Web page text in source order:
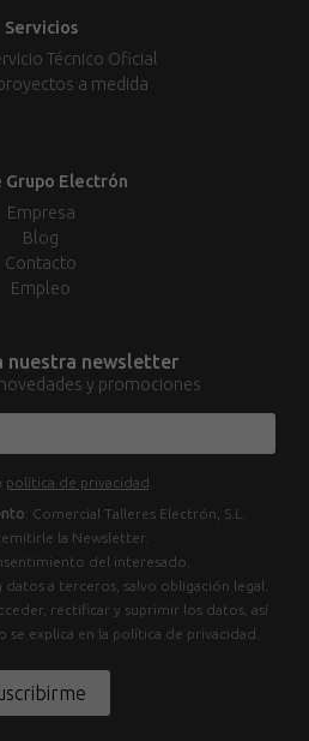
Servicios
Técnico Oficial
a medida
Grupo Electrón
Empresa
Blog
Contacto
Empleo
nuestra newsletter
y promociones
política de privacidad
: Comercial Talleres Electrón, S.L.
la Newsletter.
del interesado.
datos a terceros, salvo obligación legal.
rectificar y suprimir los datos, así
explica en la política de privacidad.